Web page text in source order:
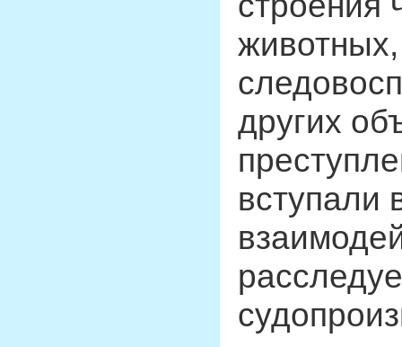
других
вступали